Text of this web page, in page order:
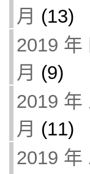
月 (13)
2019 年
月 (9)
2019 年
月 (11)
2019 年